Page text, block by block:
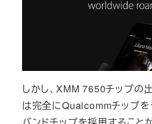
しかし、XMM 7650チップの
は完全にQualcommチップ